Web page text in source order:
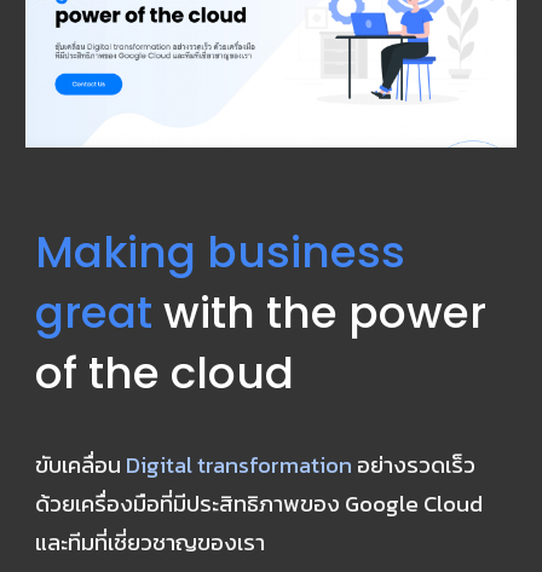
Making business
great with the power
of the cloud
ขับเคลื่อน Digital transformation อย่างรวดเร็ว
ด้วยเครื่องมือที่มีประสิทธิภาพของ Google Cloud
และทีมที่เชี่ยวชาญของเรา